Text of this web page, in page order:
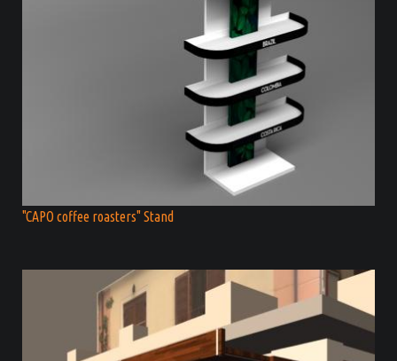
"CAPO coffee roasters" Stand